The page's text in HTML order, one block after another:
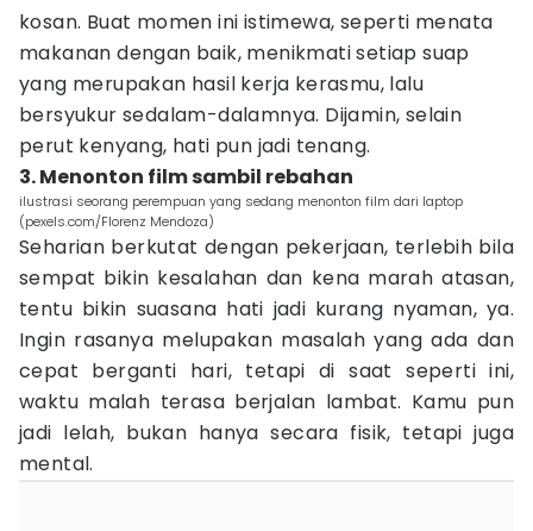
kosan. Buat momen ini istimewa, seperti menata
makanan dengan baik, menikmati setiap suap
yang merupakan hasil kerja kerasmu, lalu
bersyukur sedalam-dalamnya. Dijamin, selain
perut kenyang, hati pun jadi tenang.
3. Menonton film sambil rebahan
ilustrasi seorang perempuan yang sedang menonton film dari laptop
(pexels.com/Florenz Mendoza)
Seharian berkutat dengan pekerjaan, terlebih bila
sempat bikin kesalahan dan kena marah atasan,
tentu bikin suasana hati jadi kurang nyaman, ya.
Ingin rasanya melupakan masalah yang ada dan
cepat berganti hari, tetapi di saat seperti ini,
waktu malah terasa berjalan lambat. Kamu pun
jadi lelah, bukan hanya secara fisik, tetapi juga
mental.